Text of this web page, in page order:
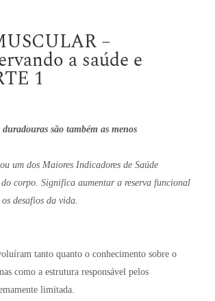
–
a saúde e
1
são também as menos
um dos Maiores Indicadores de Saúde
corpo. Significa aumentar a reserva funcional
desafios da vida.
tanto quanto o conhecimento sobre o
como a estrutura responsável pelos
limitada.